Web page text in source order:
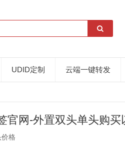
UDID定制 云端一键转发
官网-外置双头单头购
格